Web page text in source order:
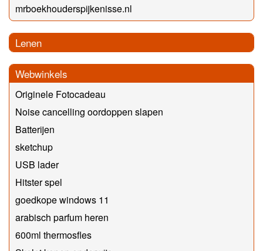
mrboekhouderspijkenisse.nl
Lenen
Webwinkels
Originele Fotocadeau
Noise cancelling oordoppen slapen
Batterijen
sketchup
USB lader
Hitster spel
goedkope windows 11
arabisch parfum heren
600ml thermosfles